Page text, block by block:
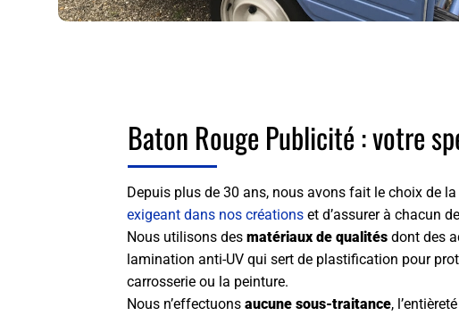
Baton Rouge Publicité : votre
Depuis plus de 30 ans, nous avons fait le choix de
exigeant dans nos créations et d’assurer à chacun
Nous utilisons des matériaux de qualités dont des
lamination anti-UV qui sert de plastification pour
carrosserie ou la peinture.
Nous n’effectuons aucune sous-traitance,